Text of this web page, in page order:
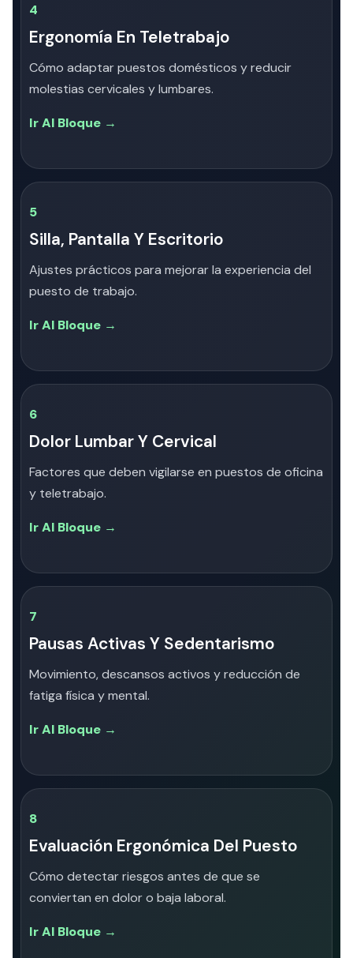
4
Ergonomía En Teletrabajo
Cómo adaptar puestos domésticos y reducir
molestias cervicales y lumbares.
Ir Al Bloque →
5
Silla, Pantalla Y Escritorio
Ajustes prácticos para mejorar la experiencia del
puesto de trabajo.
Ir Al Bloque →
6
Dolor Lumbar Y Cervical
Factores que deben vigilarse en puestos de oficina
y teletrabajo.
Ir Al Bloque →
7
Pausas Activas Y Sedentarismo
Movimiento, descansos activos y reducción de
fatiga física y mental.
Ir Al Bloque →
8
Evaluación Ergonómica Del Puesto
Cómo detectar riesgos antes de que se
conviertan en dolor o baja laboral.
Ir Al Bloque →